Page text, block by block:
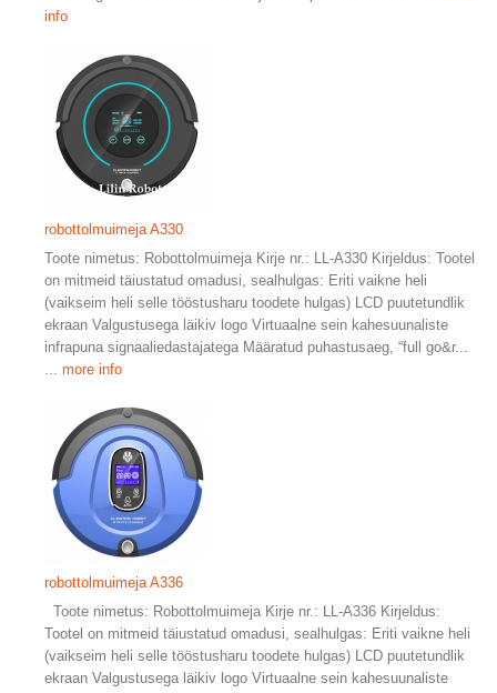
info
robottolmuimeja A330
Toote nimetus: Robottolmuimeja Kirje nr.: LL-A330 Kirjeldus: Tootel
on mitmeid täiustatud omadusi, sealhulgas: Eriti vaikne heli
(vaikseim heli selle tööstusharu toodete hulgas) LCD puutetundlik
ekraan Valgustusega läikiv logo Virtuaalne sein kahesuunaliste
infrapuna signaaliedastajatega Määratud puhastusaeg, “full go&r...
... more info
robottolmuimeja A336
Toote nimetus: Robottolmuimeja Kirje nr.: LL-A336 Kirjeldus:
Tootel on mitmeid täiustatud omadusi, sealhulgas: Eriti vaikne heli
(vaikseim heli selle tööstusharu toodete hulgas) LCD puutetundlik
ekraan Valgustusega läikiv logo Virtuaalne sein kahesuunaliste